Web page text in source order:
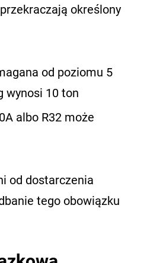
określony
od poziomu 5
wynosi 10 ton
albo R32 może
od dostarczenia
tego obowiązku